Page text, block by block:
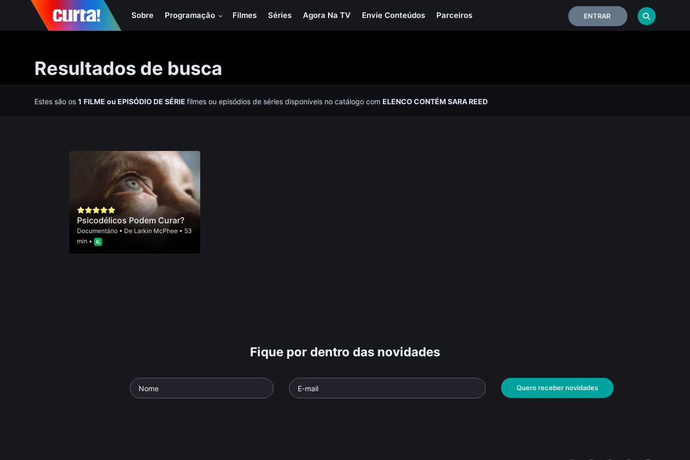
Sobre Programação Filmes Séries Agora Na TV Envie Conteúdos Parceiros ENTRAR
Resultados de busca
Estes são os1 FILMEou EPISÓDIO DE SÉRIEfilmes ou episódios de séries disponíveis no catálogo comELENCO CONTÉM SARA REED
Psicodélicos Podem Curar?
Documentário• De Larkin McPhee• 53
min •
Fique por dentro das novidades
Quero receber novidades